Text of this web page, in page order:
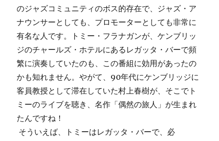
のジャズコミュニティのボス的存在で、ジャズ・ア
ナウンサーとしても、プロモーターとしても非常に
有名な人です。トミー・フラナガンが、ケンブリッ
ジのチャールズ・ホテルにあるレガッタ・バーで頻
繁に演奏していたのも、この番組に効用があったの
かも知れません。やがて、90年代にケンブリッジに
客員教授として滞在していた村上春樹が、そこでト
ミーのライブを聴き、名作「偶然の旅人」が生まれ
たんですね！
そういえば、トミーはレガッタ・バーで、必